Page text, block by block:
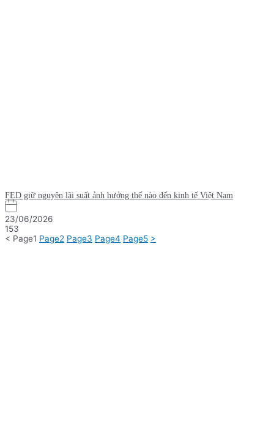
FED giữ nguyên lãi suất ảnh hưởng thế nào đến kinh tế Việt Nam
23/06/2026
153
< Page1 Page2 Page3 Page4 Page5 >